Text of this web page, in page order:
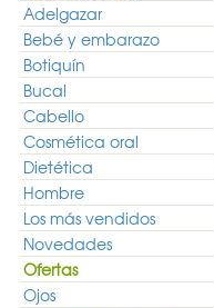
Adelgazar
Bebé y embarazo
Botiquín
Bucal
Cabello
Cosmética oral
Dietética
Hombre
Los más vendidos
Novedades
Ofertas
Ojos